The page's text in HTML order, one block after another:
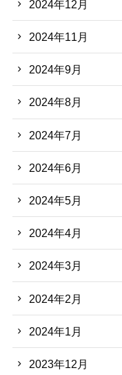
2024年12月
2024年11月
2024年9月
2024年8月
2024年7月
2024年6月
2024年5月
2024年4月
2024年3月
2024年2月
2024年1月
2023年12月